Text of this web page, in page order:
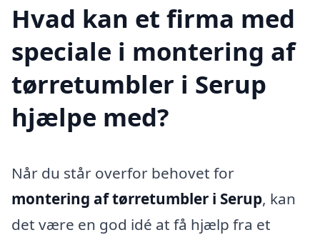
Hvad kan et firma med
speciale i montering af
tørretumbler i Serup
hjælpe med?
Når du står overfor behovet for
montering af tørretumbler i Serup, kan
det være en god idé at få hjælp fra et